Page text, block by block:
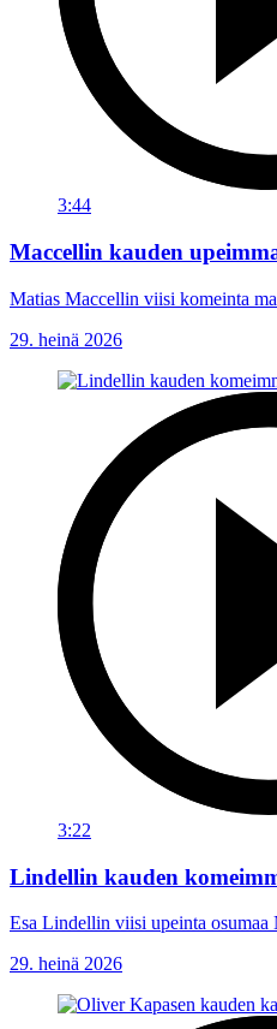
3:44
Maccellin kauden
Matias Maccellin viisi komeinta
29. heinä 2026
3:22
Lindellin kauden
Esa Lindellin viisi upeinta
29. heinä 2026